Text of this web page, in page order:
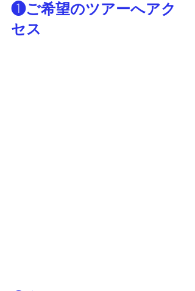
❶ご希望のツアーへアク
セス